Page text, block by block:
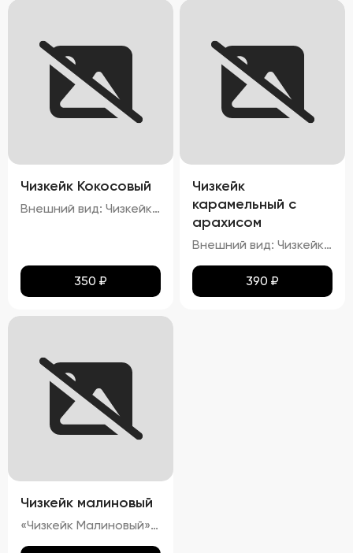
Чизкейк Кокосовый
Внешний вид: Чизкейк должен иметь гладкую, ровную поверхность, без трещин и повреждений. Верхняя часть может быть украшена кокосовой стружкой. Цвет: Основу чизкейка должен составлять белый или кремовый цвет, а кокосовая начинка – белый или слегка желтоватый. Структура: Консистенция чизкейка должна быть нежной, кремовой, легко ломающейся вилкой. Вкус: Вкус должен быть сливочным, с выраженными нотами кокоса. Запах: Приятный аромат кокоса и сливок.
350 ₽
Чизкейк
карамельный с
арахисом
Внешний вид: Чизкейк должен иметь гладкую, ровную поверхность, без трещин и повреждений. Верхняя часть может быть украшена карамелью и кусочками арахиса. Цвет: Основу чизкейка должен составлять белый или кремовый цвет, а карамельная начинка – золотисто-коричневая. Структура: Консистенция чизкейка должна быть нежной, кремовой, легко ломающейся вилкой. Вкус: Вкус должен быть сливочным, с выраженными нотами карамели и орехового привкуса от арахиса. Запах: Приятный аромат карамели и ореха.
390 ₽
Чизкейк малиновый
«Чизкейк Малиновый» — изысканный десерт, воплощающий гармонию вкуса и красоты. Его гладкая, словно бархатная, поверхность украшена свежими ягодами малины, подчеркивающими яркость насыщенного красного цвета. Нежнейшая кремовая структура тает во рту, оставляя приятное послевкусие сливочного сыра с легкими нотками кислинки спелой малины. Аромат этого чизкейка пленяет сочетанием свежих ягод и сливочных оттенков, создавая ощущение настоящего кулинарного праздника.»